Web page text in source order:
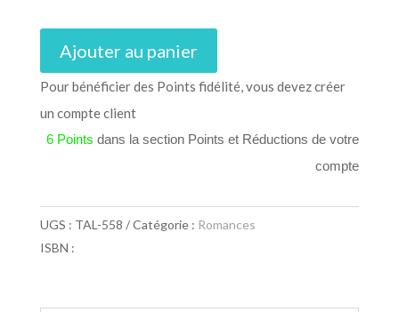
Ajouter au panier
Pour bénéficier des Points fidélité, vous devez créer
un compte client
6 Points dans la section Points et Réductions de votre
compte
UGS : TAL-558 Catégorie : Romances
ISBN :